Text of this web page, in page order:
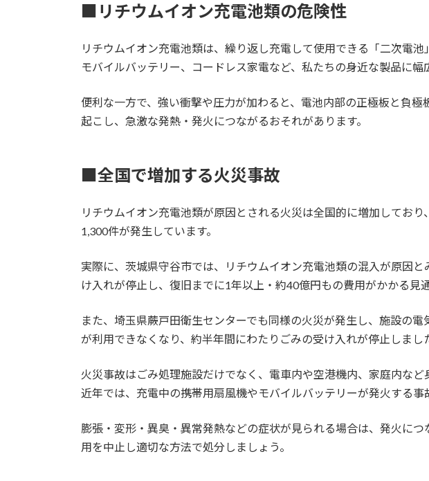
■リチウムイオン充電池類の危険性
リチウムイオン充電池類は、繰り返し充電して使用できる「二次電
モバイルバッテリー、コードレス家電など、私たちの身近な製品に幅
便利な一方で、強い衝撃や圧力が加わると、電池内部の正極板と負極
起こし、急激な発熱・発火につながるおそれがあります。
■全国で増加する火災事故
リチウムイオン充電池類が原因とされる火災は全国的に増加してお
1,300件が発生しています。
実際に、茨城県守谷市では、リチウムイオン充電池類の混入が原因
け入れが停止し、復旧までに1年以上・約40億円もの費用がかかる見
また、埼玉県蕨戸田衛生センターでも同様の火災が発生し、施設の
が利用できなくなり、約半年間にわたりごみの受け入れが停止しまし
火災事故はごみ処理施設だけでなく、電車内や空港機内、家庭内など
近年では、充電中の携帯用扇風機やモバイルバッテリーが発火する事
膨張・変形・異臭・異常発熱などの症状が見られる場合は、発火に
用を中止し適切な方法で処分しましょう。